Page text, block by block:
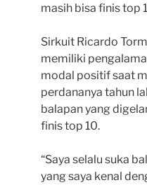
masih bisa finis top
Sirkuit Ricardo
memiliki
modal positif saat
perdananya tahun
balapan yang
finis top 10.
“Saya selalu suka
yang saya kenal